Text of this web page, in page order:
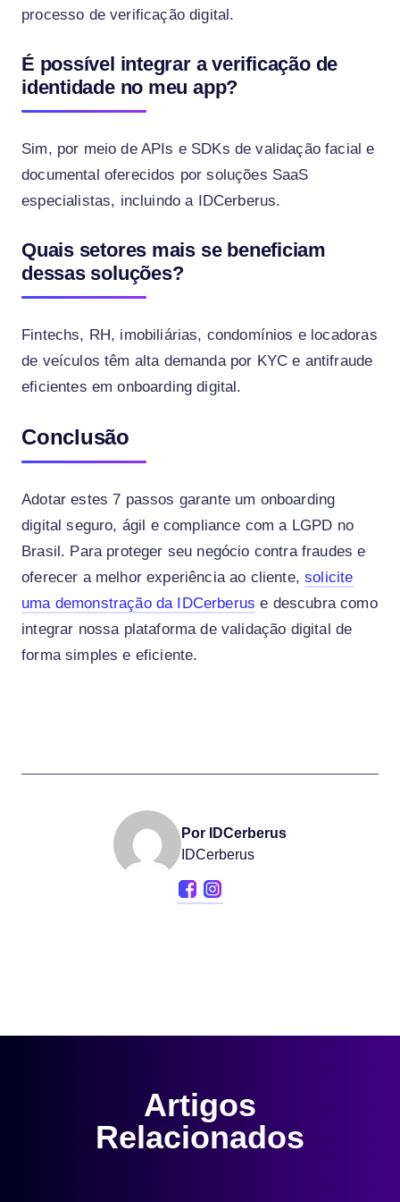
processo de verificação digital.
É possível integrar a verificação de
identidade no meu app?
Sim, por meio de APIs e SDKs de validação facial e
documental oferecidos por soluções SaaS
especialistas, incluindo a IDCerberus.
Quais setores mais se beneficiam
dessas soluções?
Fintechs, RH, imobiliárias, condomínios e locadoras
de veículos têm alta demanda por KYC e antifraude
eficientes em onboarding digital.
Conclusão
Adotar estes 7 passos garante um onboarding
digital seguro, ágil e compliance com a LGPD no
Brasil. Para proteger seu negócio contra fraudes e
oferecer a melhor experiência ao cliente,solicite
uma demonstração da IDCerberus e descubra como
integrar nossa plataforma de validação digital de
forma simples e eficiente.
Por IDCerberus
IDCerberus
Artigos
Relacionados